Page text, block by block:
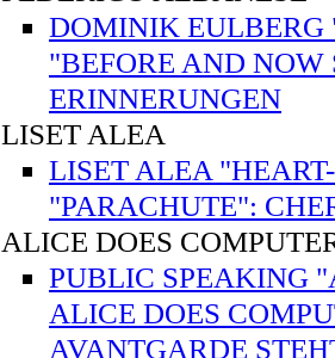
DOMINIK EULBERG
"BEFORE AND
ERINNERUNGEN
LISET ALEA
LISET ALEA
"PARACHUTE":
ALICE DOES
PUBLIC SPEAKING
ALICE DOES
AVANTGARDE